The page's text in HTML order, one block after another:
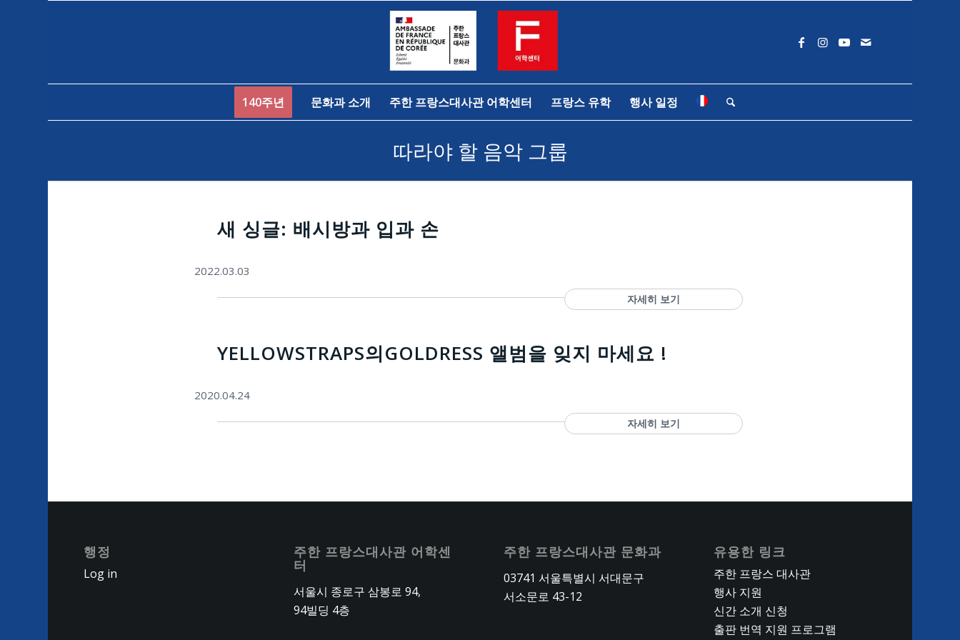
140주년 문화과 소개 주한 프랑스대사관 어학센터 프랑스 유학 행사 일정
따라야 할 음악 그룹
새 싱글: 배시방과 입과 손
2022.03.03
자세히 보기
YELLOWSTRAPS의GOLDRESS 앨범을 잊지 마세요 !
2020.04.24
자세히 보기
행정
Log in
주한 프랑스대사관 어학센
터
서울시 종로구 삼봉로 94,
94빌딩 4층
주한 프랑스대사관 문화과
03741 서울특별시 서대문구
서소문로 43-12
유용한 링크
주한 프랑스 대사관
행사 지원
신간 소개 신청
출판 번역 지원 프로그램